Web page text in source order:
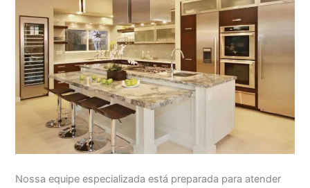
Nossa equipe especializada está preparada para atender